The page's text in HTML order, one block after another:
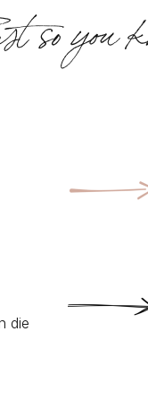
so you
die